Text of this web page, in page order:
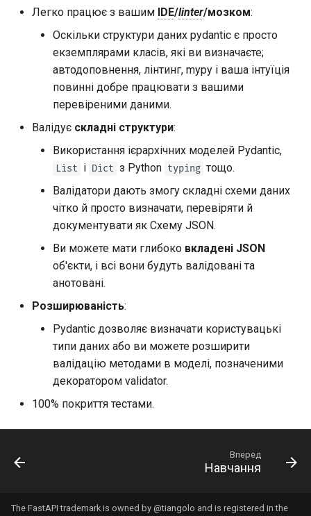
Легко працює з вашим IDE/linter/мозком:
Оскільки структури даних pydantic є просто
екземплярами класів, які ви визначаєте;
автодоповнення, лінтинг, mypy і ваша інтуїція
повинні добре працювати з вашими
перевіреними даними.
Валідує складні структури:
Використання ієрархічних моделей Pydantic,
List і Dict з Python typing тощо.
Валідатори дають змогу складні схеми даних
чітко й просто визначати, перевіряти й
документувати як Схему JSON.
Ви можете мати глибоко вкладені JSON
об'єкти, і всі вони будуть валідовані та
анотовані.
Розширюваність:
Pydantic дозволяє визначати користувацькі
типи даних або ви можете розширити
валідацію методами в моделі, позначеними
декоратором validator.
100% покриття тестами.
Вперед
Навчання
The FastAPI trademark is owned by @tiangolo and is registered in the